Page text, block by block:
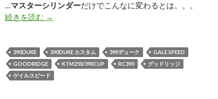
…マスターシリンダーだけでこんなに変わるとは。。。
続きを読む GALE SPEED マスターシリンダー導入＜部品編＞
→
390DUKE 390DUKE カスタム 390デューク
GALE SPEED
GOODRIDGE
KTM250/390CUP RC390
グッドリッジ
ゲイルスピード